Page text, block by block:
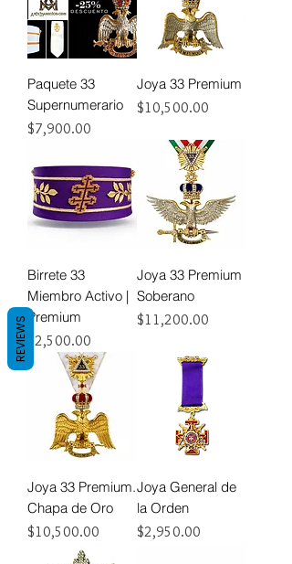
Paquete 33
Supernumerario
Precio
$7,900.00
Joya 33 Premium
Precio
$10,500.00
Birrete 33
Miembro Activo |
Premium
Precio
$2,500.00
Joya 33 Premium
Soberano
Precio
$11,200.00
Joya 33 Premium.
Chapa de Oro
Precio
$10,500.00
Joya General de
la Orden
Precio
$2,950.00
REVIEWS